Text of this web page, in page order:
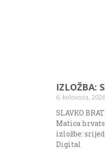
IZLOŽBA:
6. kolovoza,
SLAVKO
Matica
izložbe:
Digital